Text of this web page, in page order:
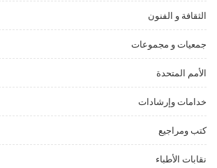
الثقافة و الفنون
جمعيات و مجموعات
الأمم المتحدة
خدامات وإرشادات
كتب ومراجيع
نقابات الأطباء